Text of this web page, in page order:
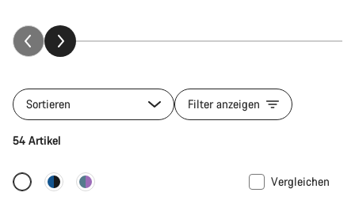
Sortieren Filter anzeigen
54 Artikel
Neue Verfügbarkeiten
Vergleichen